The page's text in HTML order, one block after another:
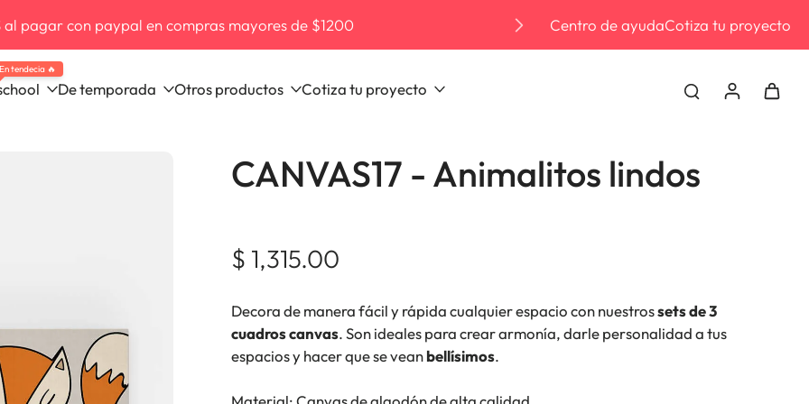
Centro de ayudaCotiza tu proyecto
al pagar con paypal en compras mayores de $1200 TEMPORADA ALTA:
En tendecia 🔥
De temporada Otros productos Cotiza tu proyecto
CANVAS17 - Animalitos lindos
$ 1,315.00
Decora de manera fácil y rápida cualquier espacio con nuestrossets de 3
cuadros canvas. Son ideales para crear armonía, darle personalidad a tus
espacios y hacer que se veanbellísimos.